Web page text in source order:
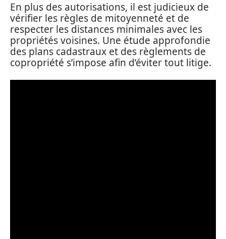
En plus des autorisations, il est judicieux de
vérifier les règles de mitoyenneté et de
respecter les distances minimales avec les
propriétés voisines. Une étude approfondie
des plans cadastraux et des règlements de
copropriété s’impose afin d’éviter tout litige.